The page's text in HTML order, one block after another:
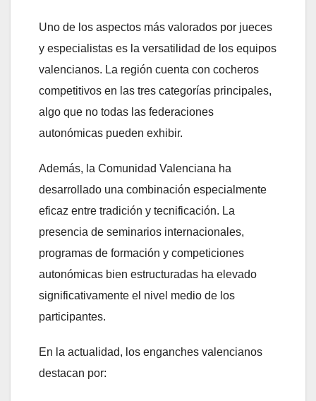
Uno de los aspectos más valorados por jueces
y especialistas es la versatilidad de los equipos
valencianos. La región cuenta con cocheros
competitivos en las tres categorías principales,
algo que no todas las federaciones
autonómicas pueden exhibir.
Además, la Comunidad Valenciana ha
desarrollado una combinación especialmente
eficaz entre tradición y tecnificación. La
presencia de seminarios internacionales,
programas de formación y competiciones
autonómicas bien estructuradas ha elevado
significativamente el nivel medio de los
participantes.
En la actualidad, los enganches valencianos
destacan por: